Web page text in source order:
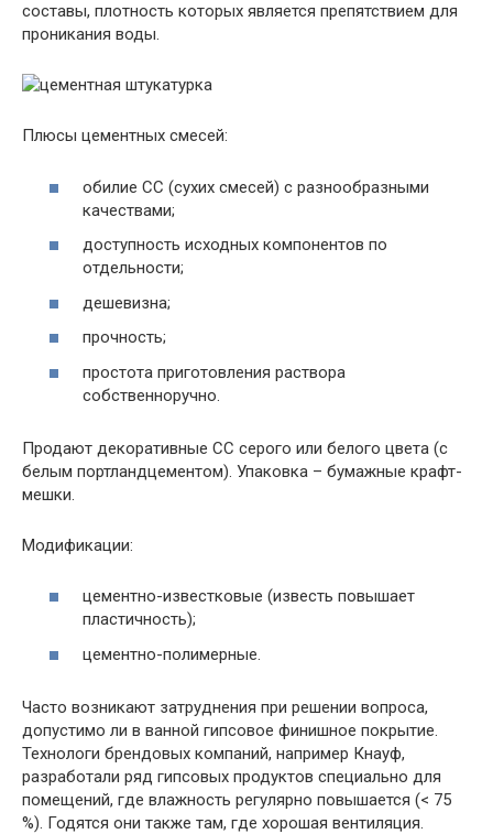
составы, плотность которых является препятствием для
проникания воды.
Плюсы цементных смесей:
обилие СС (сухих смесей) с разнообразными
качествами;
доступность исходных компонентов по
отдельности;
дешевизна;
прочность;
простота приготовления раствора
собственноручно.
Продают декоративные СС серого или белого цвета (с
белым портландцементом). Упаковка – бумажные крафт-
мешки.
Модификации:
цементно-известковые (известь повышает
пластичность);
цементно-полимерные.
Часто возникают затруднения при решении вопроса,
допустимо ли в ванной гипсовое финишное покрытие.
Технологи брендовых компаний, например Кнауф,
разработали ряд гипсовых продуктов специально для
помещений, где влажность регулярно повышается (< 75
%). Годятся они также там, где хорошая вентиляция.